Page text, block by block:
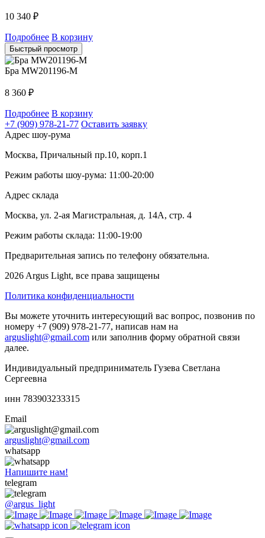
10 340 ₽
Подробнее В корзину
Быстрый просмотр
Бра MW201196-M
8 360 ₽
Подробнее В корзину
+7 (909) 978-21-77 Оставить заявку
Адрес шоу-рума
Москва, Причальный пр.10, корп.1
Режим работы шоу-рума: 11:00-20:00
Адрес склада
Москва, ул. 2-ая Магистральная, д. 14А, стр. 4
Режим работы склада: 11:00-19:00
Предварительная запись по телефону обязательна.
2026 Argus Light, все права защищены
Политика конфиденциальности
Вы можете уточнить интересующий вас вопрос, позвонив по
номеру +7 (909) 978-21-77, написав нам на
arguslight@gmail.com или заполнив форму обратной связи
далее.
Индивидуальный предприниматель Гузева Светлана
Сергеевна
инн 783903233315
Email
arguslight@gmail.com
whatsapp
Напишите нам!
telegram
@argus_light